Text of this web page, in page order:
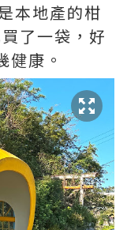
本地產的柑
了一袋，好
健康。